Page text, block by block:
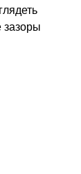
зазоры